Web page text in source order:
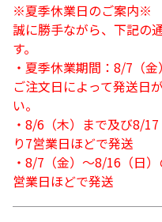
※夏季休業日のご案内※
誠に勝手ながら、下記の
す。
・夏季休業期間：8/7（金
ご注文日によって発送日
い。
・8/6（木）まで及び8/
り7営業日ほどで発送
・8/7（金）～8/16（日
営業日ほどで発送